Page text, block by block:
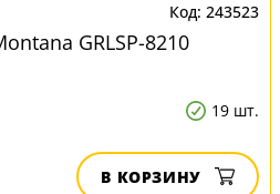
243523
GRLSP-8210
19 шт.
В КОРЗИНУ